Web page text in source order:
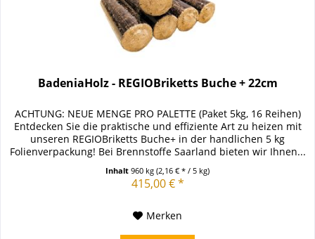
BadeniaHolz - REGIOBriketts Buche + 22cm
ACHTUNG: NEUE MENGE PRO PALETTE (Paket 5kg, 16 Reihen)
Entdecken Sie die praktische und effiziente Art zu heizen mit
unseren REGIOBriketts Buche+ in der handlichen 5 kg
Folienverpackung! Bei Brennstoffe Saarland bieten wir Ihnen...
Inhalt960 kg(2,16 € * / 5 kg)
415,00 € *
Merken